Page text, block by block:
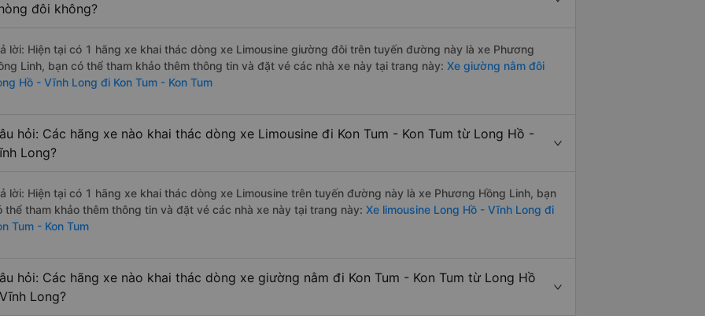
đôi không?
lời: Hiện tại có 1 hãng xe khai thác dòng xe Limousine giường đôi trên tuyến đường này là xe Phương
Linh, bạn có thể tham khảo thêm thông tin và đặt vé các nhà xe này tại trang này: Xe giường nằm đôi
Hồ - Vĩnh Long đi Kon Tum - Kon Tum
hỏi: Các hãng xe nào khai thác dòng xe Limousine đi Kon Tum - Kon Tum từ Long Hồ -
Long?
lời: Hiện tại có 1 hãng xe khai thác dòng xe Limousine trên tuyến đường này là xe Phương Hồng Linh, bạn
thể tham khảo thêm thông tin và đặt vé các nhà xe này tại trang này: Xe limousine Long Hồ - Vĩnh Long đi
Tum - Kon Tum
hỏi: Các hãng xe nào khai thác dòng xe giường nằm đi Kon Tum - Kon Tum từ Long Hồ
Long?